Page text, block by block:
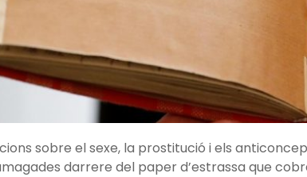
sobre el sexe, la prostitució i els
darrere del paper d’estrassa que